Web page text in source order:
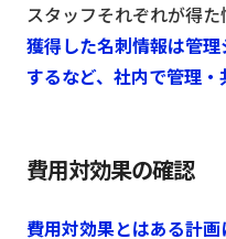
スタッフそれぞれが得た
獲得した名刺情報は管
するなど、社内で管理・
費用対効果の確認
費用対効果とはある計画